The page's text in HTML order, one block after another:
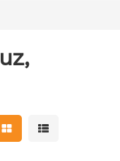
Mostrar resultados em
Mostrar